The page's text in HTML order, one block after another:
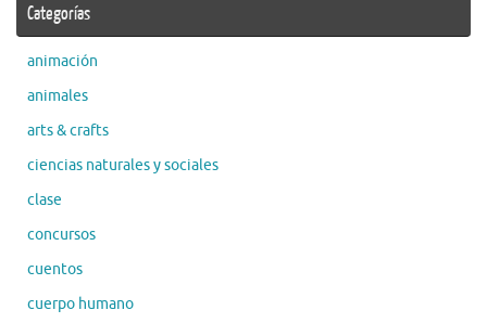
Categorías
animación
animales
arts & crafts
ciencias naturales y sociales
clase
concursos
cuentos
cuerpo humano